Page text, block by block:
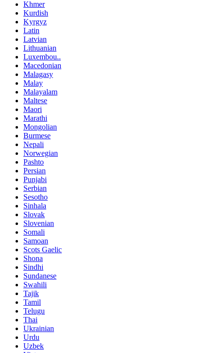
Khmer
Kurdish
Kyrgyz
Latin
Latvian
Lithuanian
Luxembou..
Macedonian
Malagasy
Malay
Malayalam
Maltese
Maori
Marathi
Mongolian
Burmese
Nepali
Norwegian
Pashto
Persian
Punjabi
Serbian
Sesotho
Sinhala
Slovak
Slovenian
Somali
Samoan
Scots Gaelic
Shona
Sindhi
Sundanese
Swahili
Tajik
Tamil
Telugu
Thai
Ukrainian
Urdu
Uzbek